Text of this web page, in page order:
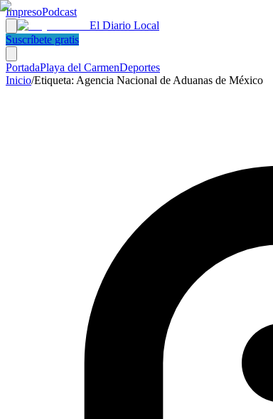
ImpresoPodcast
El Diario Local
Suscríbete gratis
PortadaPlaya del CarmenDeportes
Inicio/Etiqueta: Agencia Nacional de Aduanas de México